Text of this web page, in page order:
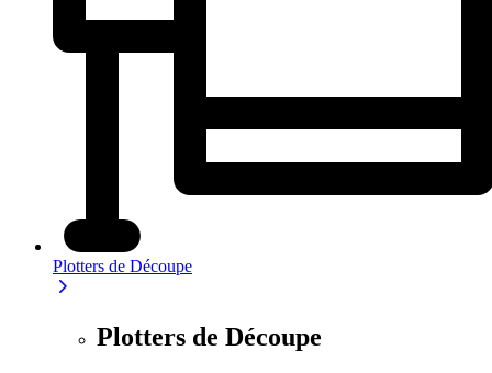
Plotters de Découpe
Plotters de Découpe